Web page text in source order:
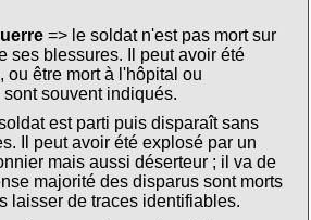
=> le soldat n'est pas mort sur
ses blessures. Il peut avoir été
ou être mort à l'hôpital ou
souvent indiqués.
est parti puis disparaît sans
Il peut avoir été explosé par un
mais aussi déserteur ; il va de
majorité des disparus sont morts
laisser de traces identifiables.